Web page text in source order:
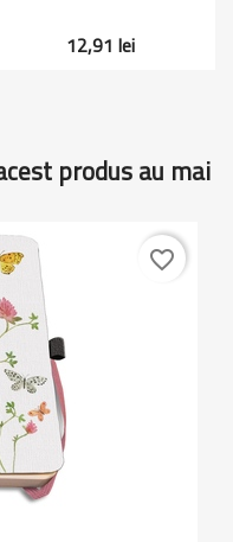
12,91 lei
produs au mai
favorite_border